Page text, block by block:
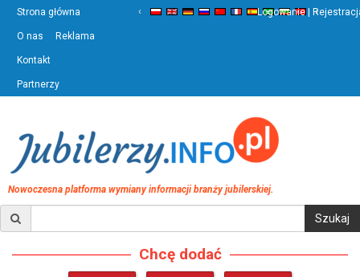
Strona główna
O nas Reklama
Kontakt
Partnerzy
‹ ›
Logowanie |
Nowoczesna platforma wymiany informacji branży jubilerskiej.
Chcę dodać